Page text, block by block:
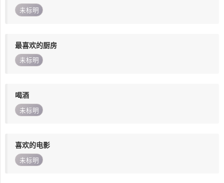
未标明
最喜欢的厨房
未标明
喝酒
未标明
喜欢的电影
未标明